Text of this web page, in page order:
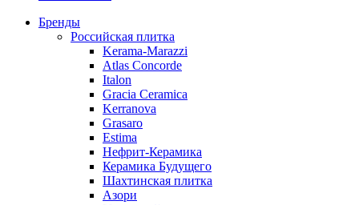
Бренды
Российская плитка
Kerama-Marazzi
Atlas Concorde
Italon
Gracia Ceramica
Kerranova
Grasaro
Estima
Нефрит-Керамика
Керамика Будущего
Шахтинская плитка
Азори